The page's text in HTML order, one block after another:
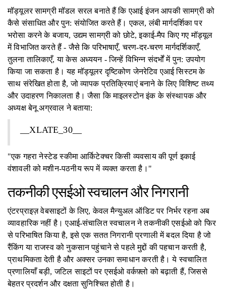
मॉड्यूलर सामग्री मॉडल सरल बनाते हैं कि एआई इंजन आपकी सामग्री को
कैसे संसाधित और पुन: संयोजित करते हैं। एकल, लंबी मार्गदर्शिका पर
भरोसा करने के बजाय, उद्यम सामग्री को छोटे, इकाई-मैप किए गए मॉड्यूल
में विभाजित करते हैं - जैसे कि परिभाषाएँ, चरण-दर-चरण मार्गदर्शिकाएँ,
तुलना तालिकाएँ, या केस अध्ययन - जिन्हें विभिन्न संदर्भों में पुन: उपयोग
किया जा सकता है। यह मॉड्यूलर दृष्टिकोण जेनरेटिव एआई सिस्टम के
साथ संरेखित होता है, जो व्यापक प्रतिक्रियाएं बनाने के लिए विशिष्ट तथ्य
और उदाहरण निकालता है। जैसा कि माइलस्टोन इंक के संस्थापक और
अध्यक्ष बेनू अग्रवाल ने बताया:
__XLATE_30__
"एक गहरा नेस्टेड स्कीमा आर्किटेक्चर किसी व्यवसाय की पूर्ण इकाई
वंशावली को मशीन-पठनीय रूप में व्यक्त करता है।"
तकनीकी एसईओ स्वचालन और निगरानी
एंटरप्राइज़ वेबसाइटों के लिए, केवल मैन्युअल ऑडिट पर निर्भर रहना अब
व्यावहारिक नहीं है। एआई-संचालित स्वचालन ने तकनीकी एसईओ को फिर
से परिभाषित किया है, इसे एक सतत निगरानी प्रणाली में बदल दिया है जो
रैंकिंग या राजस्व को नुकसान पहुंचाने से पहले मुद्दों की पहचान करती है,
प्राथमिकता देती है और अक्सर उनका समाधान करती है। ये स्वचालित
प्रणालियाँ बड़ी, जटिल साइटों पर एसईओ वर्कफ़्लो को बढ़ाती हैं, जिससे
बेहतर प्रदर्शन और दक्षता सुनिश्चित होती है।